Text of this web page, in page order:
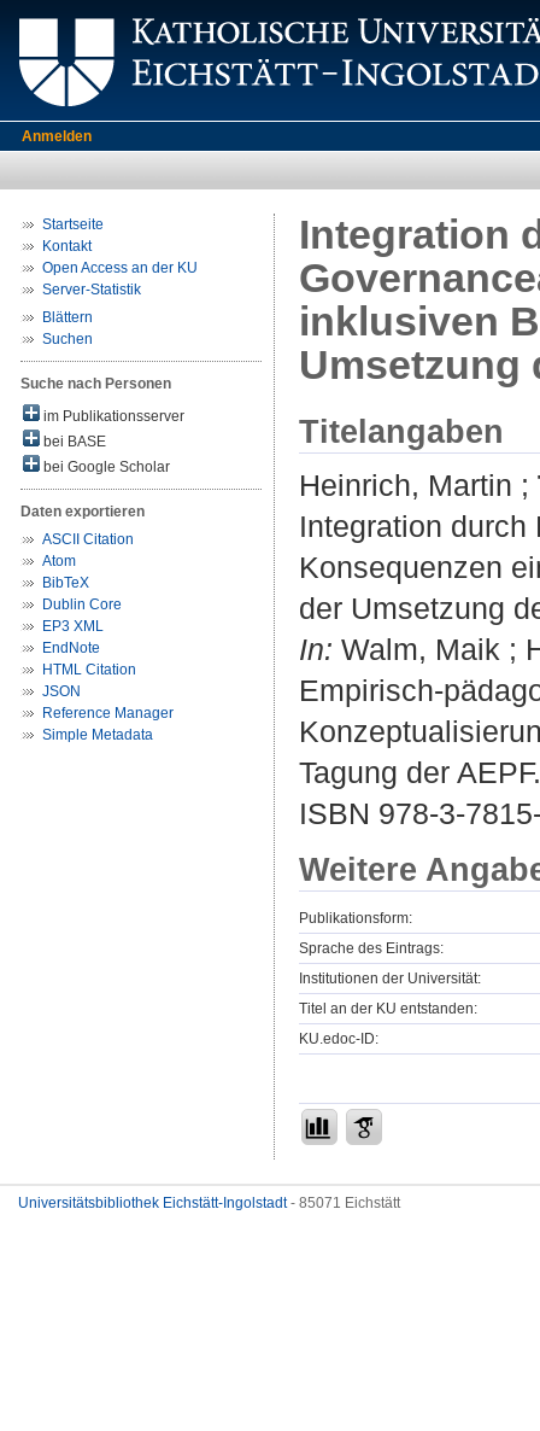
Anmelden
Startseite
Kontakt
Open Access an der KU
Server-Statistik
Blättern
Suchen
Suche nach Personen
im Publikationsserver
bei BASE
bei Google Scholar
Daten exportieren
ASCII Citation
Atom
BibTeX
Dublin Core
EP3 XML
EndNote
HTML Citation
JSON
Reference Manager
Simple Metadata
Integration
inklusiven
Umsetzung
Titelangaben
Heinrich, Martin ;
Integration
Konsequenzen
der Umsetzung
In: Walm, Maik ;
Empirisch-
Tagung der
ISBN 978-3-
Weitere
Publikationsform:
Sprache des Eintrags:
Institutionen der Universität:
Titel an der KU entstanden:
KU.edoc-ID:
Universitätsbibliothek Eichstätt-Ingolstadt- 85071 Eichstätt